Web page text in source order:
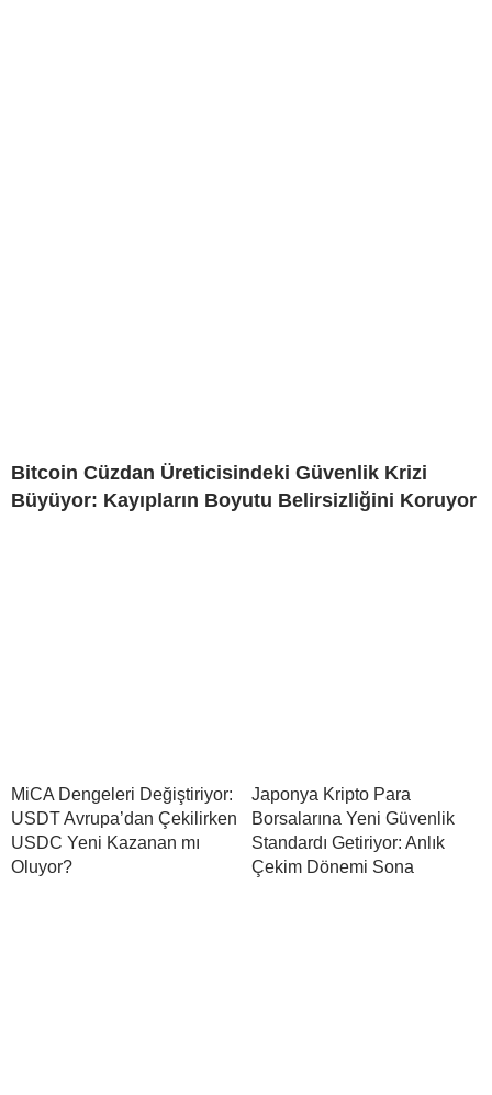
Bitcoin Cüzdan Üreticisindeki Güvenlik Krizi
Büyüyor: Kayıpların Boyutu Belirsizliğini Koruyor
MiCA Dengeleri Değiştiriyor:
USDT Avrupa’dan Çekilirken
USDC Yeni Kazanan mı
Oluyor?
Japonya Kripto Para
Borsalarına Yeni Güvenlik
Standardı Getiriyor: Anlık
Çekim Dönemi Sona